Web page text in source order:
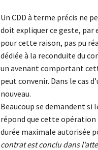
Un CDD à terme précis ne
doit expliquer ce geste, par
pour cette raison, pas pu
dédiée à la reconduite du
un avenant comportant
peut convenir. Dans le cas
nouveau.
Beaucoup se demandent si
répond que cette
durée maximale autorisée
contrat est conclu dans